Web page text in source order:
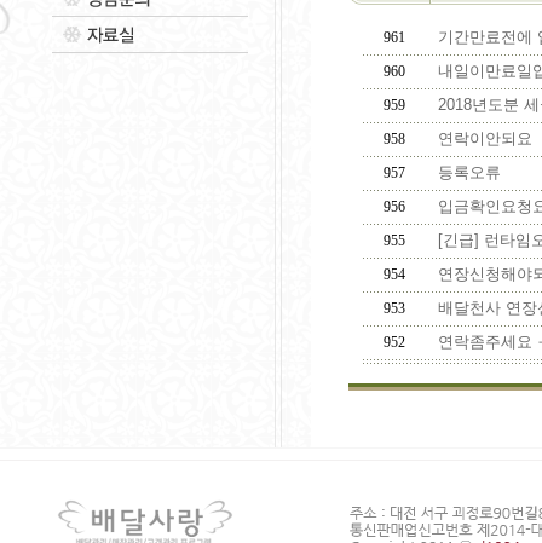
961 기간만료전에
960 내일이만료일
959 2018년도분
958 연락이안되요
957 등록오류
956 입금확인요청
955 [긴급] 런타임
954 연장신청해야
953 배달천사 연장
952 연락좀주세요